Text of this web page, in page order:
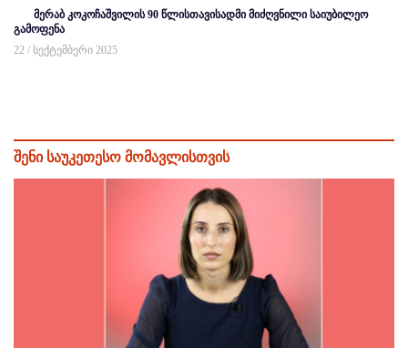
მერაბ კოკოჩაშვილის 90 წლისთავისადმი მიძღვნილი საიუბილეო
გამოფენა
22 / სექტემბერი 2025
შენი საუკეთესო მომავლისთვის